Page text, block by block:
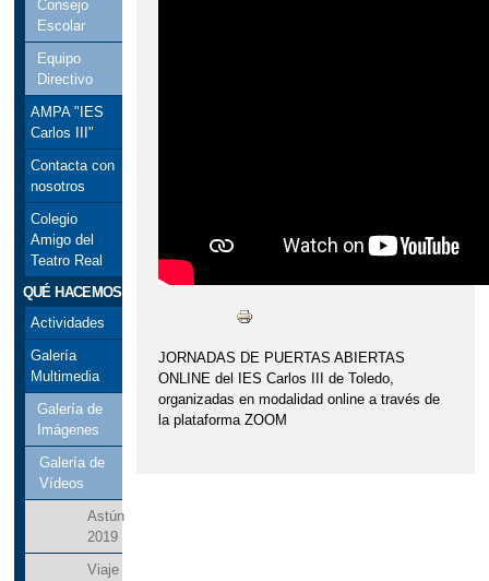
Consejo
Escolar
Equipo
Directivo
AMPA "IES
Carlos III"
Contacta con
nosotros
Colegio
Amigo del
Teatro Real
QUÉ HACEMOS
Actividades
Galería
Multimedia
Galería de
Imágenes
Galería de
Vídeos
Astún
2019
Viaje
JORNADAS DE PUERTAS ABIERTAS
ONLINE del IES Carlos III de Toledo,
organizadas en modalidad online a través de
la plataforma ZOOM